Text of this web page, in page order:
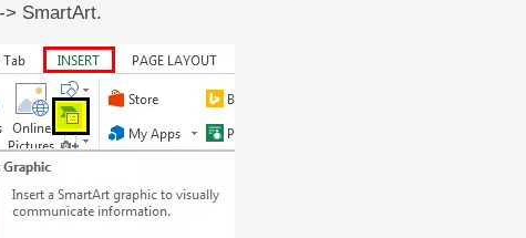
SmartArt.